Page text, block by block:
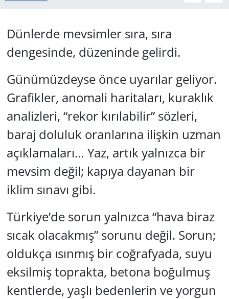
Dünlerde mevsimler sıra, sıra
dengesinde, düzeninde gelirdi.
Günümüzdeyse önce uyarılar geliyor.
Grafikler, anomali haritaları, kuraklık
analizleri, “rekor kırılabilir” sözleri,
baraj doluluk oranlarına ilişkin uzman
açıklamaları… Yaz, artık yalnızca bir
mevsim değil; kapıya dayanan bir
iklim sınavı gibi.
Türkiye’de sorun yalnızca “hava biraz
sıcak olacakmış” sorunu değil. Sorun;
oldukça ısınmış bir coğrafyada, suyu
eksilmiş toprakta, betona boğulmuş
kentlerde, yaşlı bedenlerin ve yorgun
KÜLTÜR SANAT
MAGAZİN
POLİTİKA
RESMİ İLANLAR
SİYASET
SPOR
Yerel